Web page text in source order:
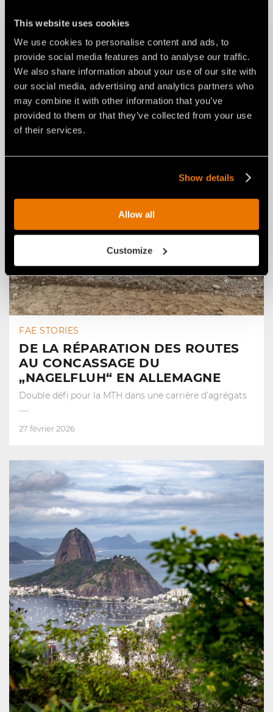
This website uses cookies
We use cookies to personalise content and ads, to
provide social media features and to analyse our traffic.
We also share information about your use of our site with
our social media, advertising and analytics partners who
may combine it with other information that you’ve
provided to them or that they’ve collected from your use
of their services.
Show details
Allow all
Customize
FAE STORIES
DE LA RÉPARATION DES ROUTES
AU CONCASSAGE DU
„NAGELFLUH“ EN ALLEMAGNE
Double défi pour la MTH dans une carrière d’agrégats
27 février 2026